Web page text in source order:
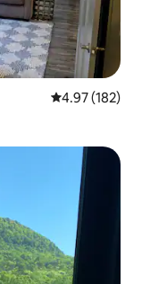
從 182 則評價
4.97 (182)